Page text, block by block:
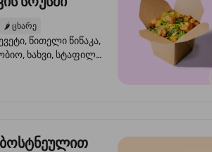
🌶️ ცხარე
წითელი წიწაკა,
ხახვი, სტაფილო,
ნიორი